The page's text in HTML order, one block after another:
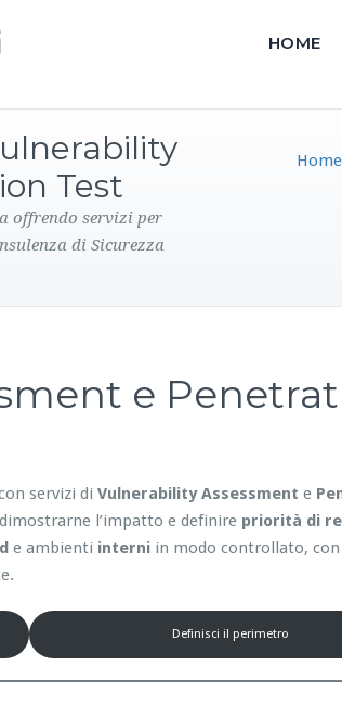
HOME
Test
offrendo servizi per
di Sicurezza
Home
e
servizi di Vulnerability Assessment e
l’impatto e definire priorità di
e ambienti interni in modo controllato, con
Definisci il perimetro